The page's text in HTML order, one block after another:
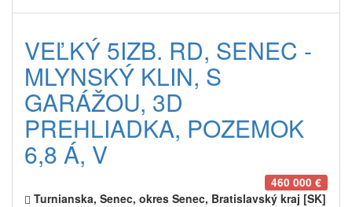
VEĽKÝ 5IZB. RD, SENEC -
MLYNSKÝ KLIN, S
GARÁŽOU, 3D
PREHLIADKA, POZEMOK
6,8 Á, V
460 000 €
Turnianska, Senec, okres Senec, Bratislavský kraj [SK]